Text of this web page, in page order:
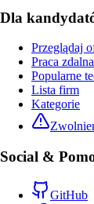
Dla
Przeglądaj
Praca zdalna
Popularne
Lista firm
Kategorie
Social &
GitHub